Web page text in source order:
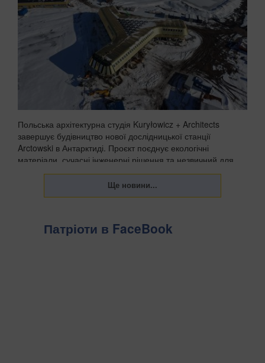
Польська архітектурна студія Kuryłowicz + Architects
завершує будівництво нової дослідницької станції
Arctowski в Антарктиді. Проєкт поєднує екологічні
матеріали, сучасні інженерні рішення та незвичний для
полярних баз акцент на комфорті людей, які пра...
Патріоти в FaceBook